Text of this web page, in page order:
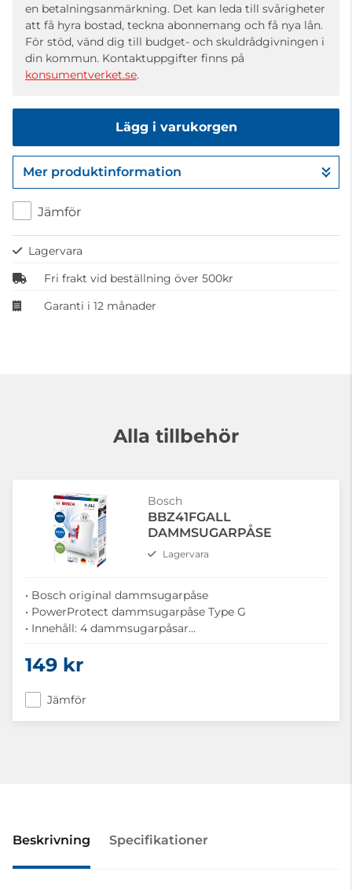
en betalningsanmärkning. Det kan leda till svårigheter
att få hyra bostad, teckna abonnemang och få nya lån.
För stöd, vänd dig till budget- och skuldrådgivningen i
din kommun. Kontaktuppgifter finns på
konsumentverket.se.
Lägg i varukorgen
Gå till kassan
Mer produktinformation
Jämför
Lagervara
Fri frakt vid beställning över 500kr
Garanti i 12 månader
Alla tillbehör
Bosch
BBZ41FGALL
DAMMSUGARPÅSE
Lagervara
• Bosch original dammsugarpåse
• PowerProtect dammsugarpåse Type G
• Innehåll: 4 dammsugarpåsar
149 kr
Jämför
Beskrivning Specifikationer